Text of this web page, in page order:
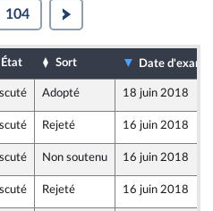
104
État Sort Date d'examen
apparentés
Adopté 18 juin 2018
Rejeté 16 juin 2018
Non soutenu 16 juin 2018
Rejeté 16 juin 2018